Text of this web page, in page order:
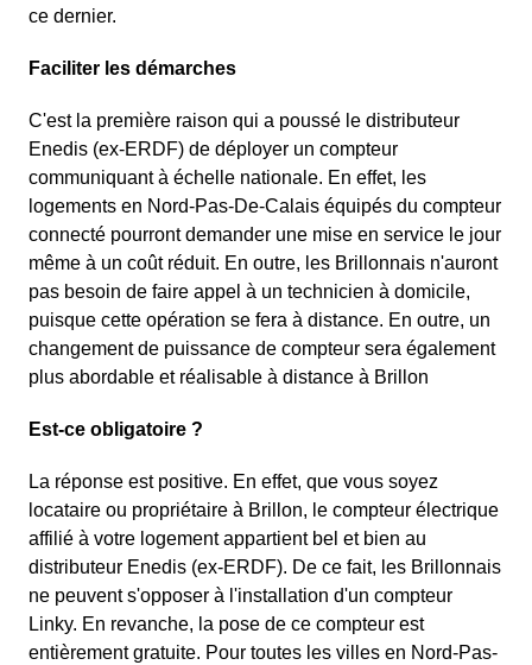
ce dernier.
Faciliter les démarches
C'est la première raison qui a poussé le distributeur
Enedis (ex-ERDF) de déployer un compteur
communiquant à échelle nationale. En effet, les
logements en Nord-Pas-De-Calais équipés du compteur
connecté pourront demander une mise en service le jour
même à un coût réduit. En outre, les Brillonnais n'auront
pas besoin de faire appel à un technicien à domicile,
puisque cette opération se fera à distance. En outre, un
changement de puissance de compteur sera également
plus abordable et réalisable à distance à Brillon
Est-ce obligatoire ?
La réponse est positive. En effet, que vous soyez
locataire ou propriétaire à Brillon, le compteur électrique
affilié à votre logement appartient bel et bien au
distributeur Enedis (ex-ERDF). De ce fait, les Brillonnais
ne peuvent s'opposer à l'installation d'un compteur
Linky. En revanche, la pose de ce compteur est
entièrement gratuite. Pour toutes les villes en Nord-Pas-